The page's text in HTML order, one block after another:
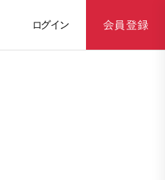
ログイン 会員登録